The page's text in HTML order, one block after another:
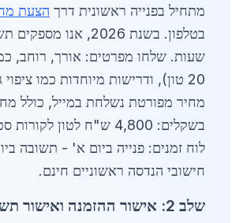
מתחיל בפנייה ראשונית דרך הצעת
שעות. שלחו מפרטים: אורך, רוחב,
20 טון), ודרישות מיוחדות כמו
מחיר מפורטת נשלחת במייל, כולל
בשקלים: 4,800 ש"ח לטון
לוח זמנים: פנייה ביום א' - תשובה
חישובי הנדסה ראשוניים חינם.
שלב 2: אישור ההזמנה ואישור תשלום ראשוני